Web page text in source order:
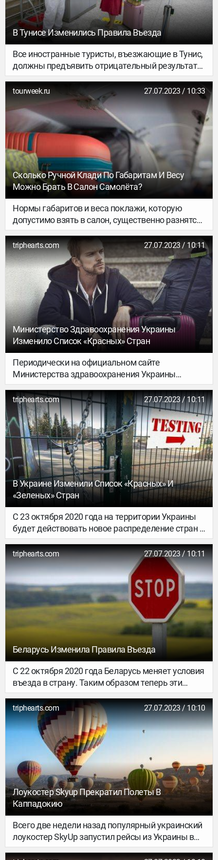
В Тунисе Изменились Правила Въезда
Все иностранные туристы, въезжающие в Тунис,
должны предъявить отрицательный результата
ПЦР-теста на коронавирус, независимо от того,
вакцинированы они или нет…
tourweek.ru 27.07.2023 / 10:33
Сколько Ручной Клади По Габаритам И Весу
Можно Брать В Салон Самолёта?
Нормы габаритов и веса поклажи, которую
допустимо взять в салон, существенно разнятся.
У некоторых лоукостеров лимит массы багажа
всего 5 кг, а вот British Airways позволяет брать с
собой сумки до 23 кг…
triphearts.com 27.07.2023 / 10:11
Министерство Здравоохранения Украины
Изменило Список «красных» Стран
Периодически на официальном сайте
Министерства здравоохранения Украины
обновляют список стран, которые входят в
разные эпидемиологические зоны. Он меняется
в зависимости от того, какое количество
заболевших на 100 тысяч населения в каждой
стране. На сегодняшний день в Украине 176
больных на COVID-19 на 100 тысяч населения.
triphearts.com 27.07.2023 / 10:11
В Украине Изменили Список «красных» И
«зеленых» Стран
С 23 октября 2020 года на территории Украины
будет действовать новое распределение стран в
соответствии с зонированием. Напоминаю, что к
«красной» зоне относятся те страны, где
количество заболевших на COVID-19 на 100
тысяч населения больше, чем в Украине.
triphearts.com 27.07.2023 / 10:11
Беларусь Изменила Правила Въезда
С 22 октября 2020 года Беларусь меняет условия
въезда в страну. Таким образом теперь эти
правила можно разделить на тех, кто приезжает
из «красной» зоны и тех, кто прибывает из
«зеленой» зоны.
triphearts.com 27.07.2023 / 10:10
Лоукостер Skyup Прекратил Полеты В
Каппадокию
Всего две недели назад популярный украинский
лоукостер SkyUp запустил рейсы из Украины в
популярное туристическое место в Турции —